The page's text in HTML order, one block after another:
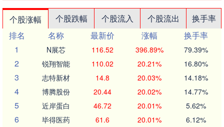
个股涨幅 个股跌幅 个股流入 个股流出
换手率
排名
名称 最新价 涨幅
换手率
1
N展芯 116.52 396.89% 79.39%
2 锐翔智能 110.02 20.21% 16.80%
3 志特新材 14.8 20.03% 14.18%
4 博腾股份 20.44 20.02% 14.77%
5 近岸蛋白 46.72 20.01% 5.62%
6 毕得医药 61.6 20.01% 6.12%